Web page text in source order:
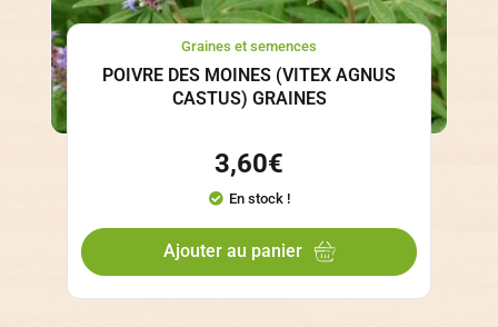
Graines et semences
POIVRE DES MOINES (VITEX AGNUS
CASTUS) GRAINES
3,60€
En stock !
Ajouter au panier